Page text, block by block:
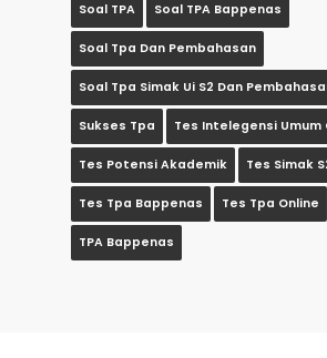
Soal TPA Soal TPA Bappenas
Soal Tpa Dan Pembahasan
Soal Tpa Simak Ui S2 Dan
Sukses Tpa Tes Intelegensi Umum
Tes Potensi Akademik Tes Simak
Tes Tpa Bappenas Tes Tpa Online
TPA Bappenas